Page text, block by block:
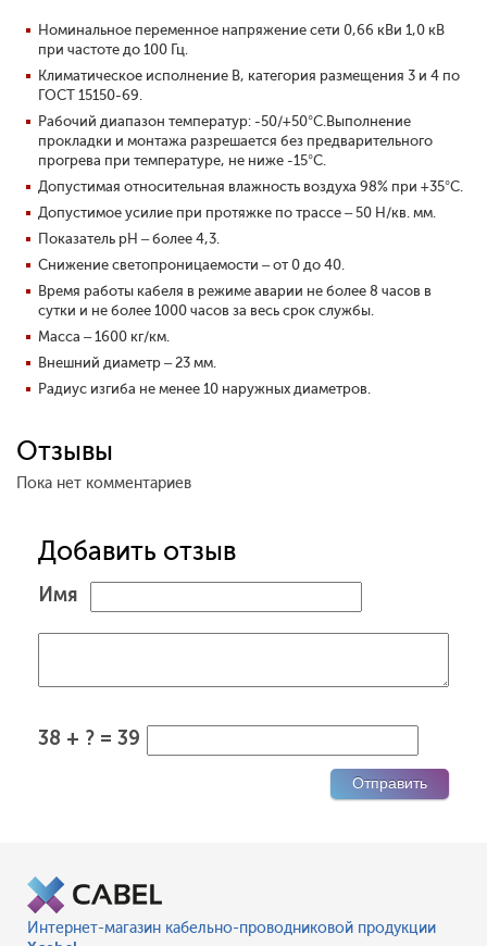
Номинальное переменное напряжение сети 0,66 кВи 1,0 кВ
при частоте до 100 Гц.
Климатическое исполнение В, категория размещения 3 и 4 по
ГОСТ 15150-69.
Рабочий диапазон температур: -50/+50°С.Выполнение
прокладки и монтажа разрешается без предварительного
прогрева при температуре, не ниже -15°С.
Допустимая относительная влажность воздуха 98% при +35°С.
Допустимое усилие при протяжке по трассе – 50 Н/кв. мм.
Показатель pH – более 4,3.
Снижение светопроницаемости – от 0 до 40.
Время работы кабеля в режиме аварии не более 8 часов в
сутки и не более 1000 часов за весь срок службы.
Масса – 1600 кг/км.
Внешний диаметр – 23 мм.
Радиус изгиба не менее 10 наружных диаметров.
Отзывы
Пока нет комментариев
Добавить отзыв
Имя
38 + ? = 39
Интернет-магазин кабельно-проводниковой продукции